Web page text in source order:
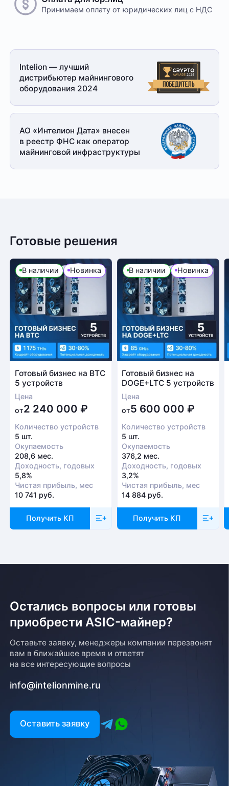
Принимаем оплату от юридических лиц с НДС
Intelion — лучший
дистрибьютер майнингового
оборудования 2024
АО «Интелион Дата» внесен
в реестр ФНС как оператор
майнинговой инфраструктуры
Готовые решения
В наличии Новинка
Готовый бизнес на BTC
5 устройств
Цена
от2 240 000 ₽
Количество устройств
5 шт.
Окупаемость
208,6 мес.
Доходность, годовых
5,8%
Чистая прибыль, мес
10 741 руб.
Получить КП
В наличии Новинка
Готовый бизнес на
DOGE+LTC 5 устройств
Цена
от5 600 000₽
Количество устройств
5 шт.
Окупаемость
376,2 мес.
Доходность, годовых
3,2%
Чистая прибыль, мес
14 884 руб.
Получить КП
Остались вопросы или готовы
приобрести ASIC-майнер?
Оставьте заявку, менеджеры компании перезвонят
вам в ближайшее время и ответят
на все интересующие вопросы
info@intelionmine.ru
Оставить заявку